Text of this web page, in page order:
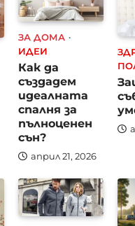
ЗА ДОМА
ИДЕИ
Как да
създадем
идеалната
спалня за
пълноценен
сън?
април 21, 2026